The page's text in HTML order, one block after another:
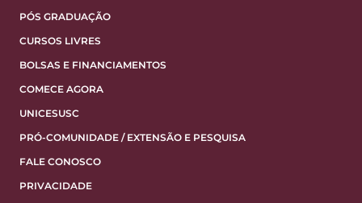
PÓS GRADUAÇÃO
CURSOS LIVRES
BOLSAS E FINANCIAMENTOS
COMECE AGORA
UNICESUSC
PRÓ-COMUNIDADE / EXTENSÃO E PESQUISA
FALE CONOSCO
PRIVACIDADE